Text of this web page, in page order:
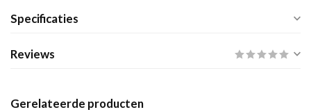
Specificaties
Reviews
Gerelateerde producten